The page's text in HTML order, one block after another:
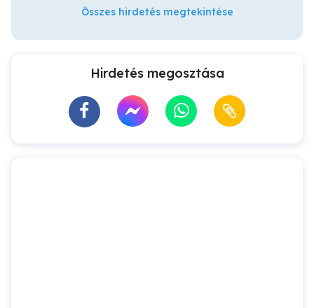
Összes hirdetés megtekintése
Hirdetés megosztása